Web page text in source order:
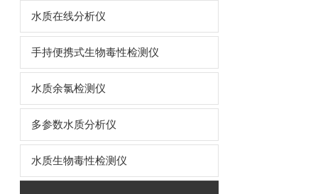
水质在线分析仪
手持便携式生物毒性检测仪
水质余氯检测仪
多参数水质分析仪
水质生物毒性检测仪